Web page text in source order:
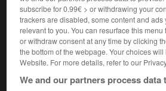
en descente, trente ans aprèsJean-
France réalise un bon
d'Albertville. La FrançaiseKarine
l'épreuve du slalom géant de ce
et le bobsleigh français connaît
en prenant une médaille de bronze,
des membres de l'équipe
subscribe for 0.99€ > or withdrawing your
trackers are disabled, some content and ads
relevant to you. You can resurface this
or withdraw consent at any time by clicking
the bottom of the webpage. Your choices
Website. For more details, refer to our
We and our partners process data